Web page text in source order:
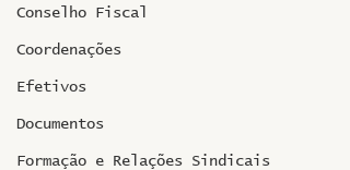
Conselho Fiscal
Coordenações
Efetivos
Documentos
Formação e Relações Sindicais